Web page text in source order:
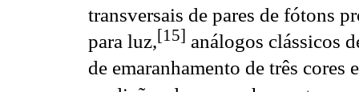
transversais de pares de fótons
para luz,[15] análogos clássicos
de emaranhamento de três cores